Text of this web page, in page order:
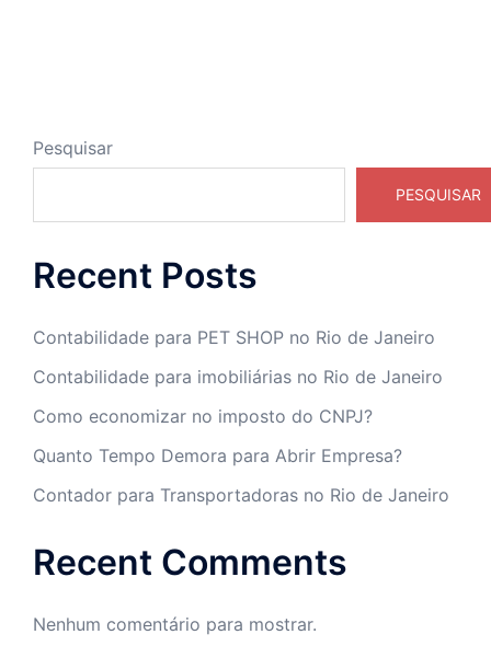
Pesquisar
PESQUISAR
Recent Posts
Contabilidade para PET SHOP no Rio de Janeiro
Contabilidade para imobiliárias no Rio de Janeiro
Como economizar no imposto do CNPJ?
Quanto Tempo Demora para Abrir Empresa?
Contador para Transportadoras no Rio de Janeiro
Recent Comments
Nenhum comentário para mostrar.